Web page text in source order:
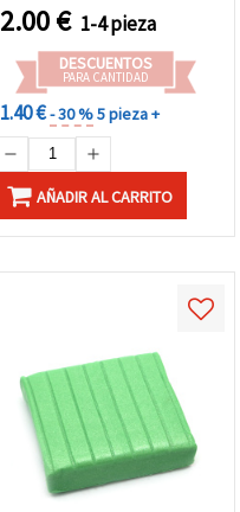
2.00€ 1-4 pieza
DESCUENTOS
PARA CANTIDAD
1.40 €- 30 %5 pieza +
AÑADIR AL CARRITO